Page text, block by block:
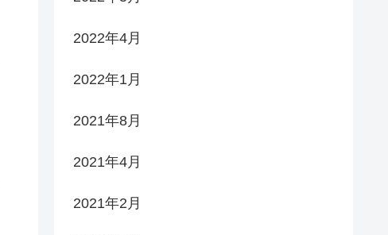
2022年4月
2022年1月
2021年8月
2021年4月
2021年2月